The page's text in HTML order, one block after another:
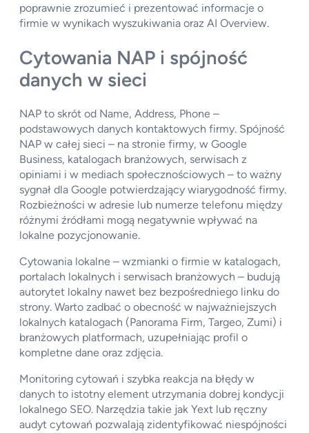
poprawnie zrozumieć i prezentować informacje o
firmie w wynikach wyszukiwania oraz AI Overview.
Cytowania NAP i spójność
danych w sieci
NAP to skrót od Name, Address, Phone –
podstawowych danych kontaktowych firmy. Spójność
NAP w całej sieci – na stronie firmy, w Google
Business, katalogach branżowych, serwisach z
opiniami i w mediach społecznościowych – to ważny
sygnał dla Google potwierdzający wiarygodność firmy.
Rozbieżności w adresie lub numerze telefonu między
różnymi źródłami mogą negatywnie wpływać na
lokalne pozycjonowanie.
Cytowania lokalne – wzmianki o firmie w katalogach,
portalach lokalnych i serwisach branżowych – budują
autorytet lokalny nawet bez bezpośredniego linku do
strony. Warto zadbać o obecność w najważniejszych
lokalnych katalogach (Panorama Firm, Targeo, Zumi) i
branżowych platformach, uzupełniając profil o
kompletne dane oraz zdjęcia.
Monitoring cytowań i szybka reakcja na błędy w
danych to istotny element utrzymania dobrej kondycji
lokalnego SEO. Narzędzia takie jak Yext lub ręczny
audyt cytowań pozwalają zidentyfikować niespójności